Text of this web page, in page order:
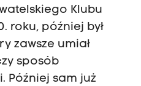
Klubu
roku, później był
zawsze umiał
sposób
Później sam już